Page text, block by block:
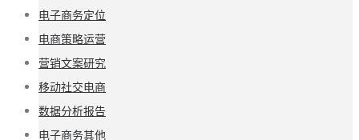
电子商务定位
电商策略运营
营销文案研究
移动社交电商
数据分析报告
电子商务其他